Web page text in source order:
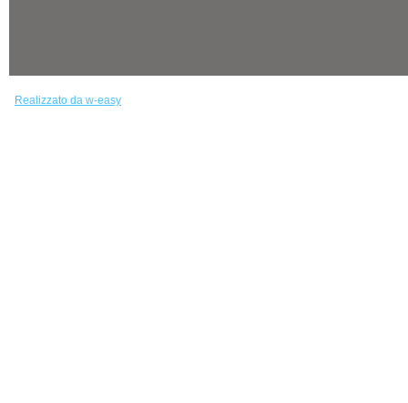
Realizzato da w-easy